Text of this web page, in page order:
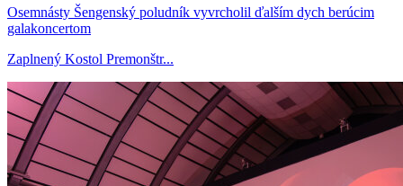
Osemnásty Šengenský poludník vyvrcholil ďalším dych berúcim
galakoncertom
Zaplnený Kostol Premonštr...